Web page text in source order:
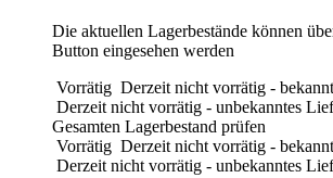
Die aktuellen Lagerbestände können
Button eingesehen werden
Vorrätig Derzeit nicht vorrätig -
Derzeit nicht vorrätig - unbekanntes
Gesamten Lagerbestand prüfen
Vorrätig Derzeit nicht vorrätig -
Derzeit nicht vorrätig - unbekanntes